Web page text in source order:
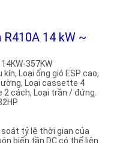
R410A 14 kW ~
357KW
Loại ống gió ESP cao,
Loại cassette 4
cách, Loại trần / đứng.
soát tỷ lệ thời gian của
biến tần DC có thể liên